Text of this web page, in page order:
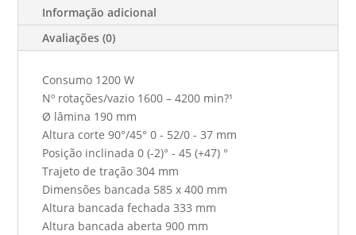
Informação adicional
Avaliações (0)
Consumo 1200 W
Nº rotações/vazio 1600 – 4200 min?¹
Ø lâmina 190 mm
Altura corte 90°/45° 0 - 52/0 - 37 mm
Posição inclinada 0 (-2)° - 45 (+47) °
Trajeto de tração 304 mm
Dimensões bancada 585 x 400 mm
Altura bancada fechada 333 mm
Altura bancada aberta 900 mm